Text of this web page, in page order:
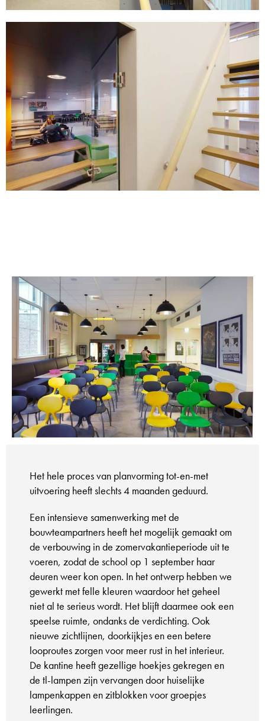
Het hele proces van planvorming tot-en-met
uitvoering heeft slechts 4 maanden geduurd.
Een intensieve samenwerking met de
bouwteampartners heeft het mogelijk gemaakt om
de verbouwing in de zomervakantieperiode uit te
voeren, zodat de school op 1 september haar
deuren weer kon open. In het ontwerp hebben we
gewerkt met felle kleuren waardoor het geheel
niet al te serieus wordt. Het blijft daarmee ook een
speelse ruimte, ondanks de verdichting. Ook
nieuwe zichtlijnen, doorkijkjes en een betere
looproutes zorgen voor meer rust in het interieur.
De kantine heeft gezellige hoekjes gekregen en
de tl-lampen zijn vervangen door huiselijke
lampenkappen en zitblokken voor groepjes
leerlingen.